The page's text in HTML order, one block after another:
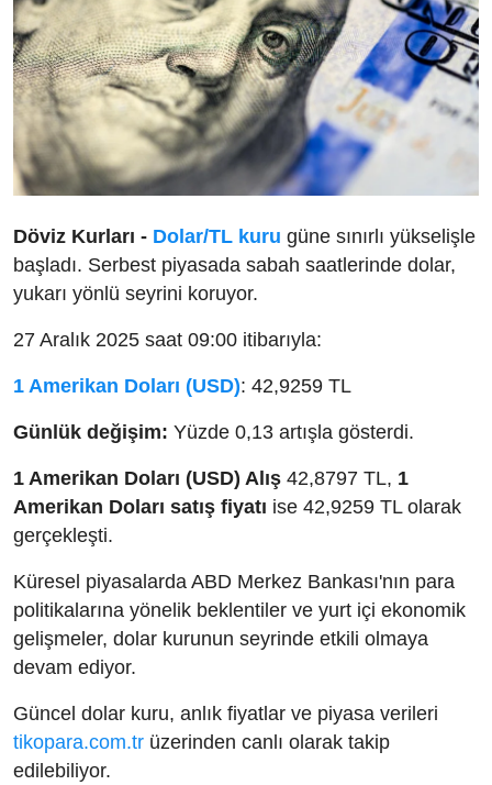
Döviz Kurları - Dolar/TL kuru güne sınırlı yükselişle
başladı. Serbest piyasada sabah saatlerinde dolar,
yukarı yönlü seyrini koruyor.
27 Aralık 2025 saat 09:00 itibarıyla:
1 Amerikan Doları (USD): 42,9259 TL
Günlük değişim: Yüzde 0,13 artışla gösterdi.
1 Amerikan Doları (USD) Alış 42,8797 TL, 1
Amerikan Doları satış fiyatı ise 42,9259 TL olarak
gerçekleşti.
Küresel piyasalarda ABD Merkez Bankası'nın para
politikalarına yönelik beklentiler ve yurt içi ekonomik
gelişmeler, dolar kurunun seyrinde etkili olmaya
devam ediyor.
Güncel dolar kuru, anlık fiyatlar ve piyasa verileri
tikopara.com.tr üzerinden canlı olarak takip
edilebiliyor.